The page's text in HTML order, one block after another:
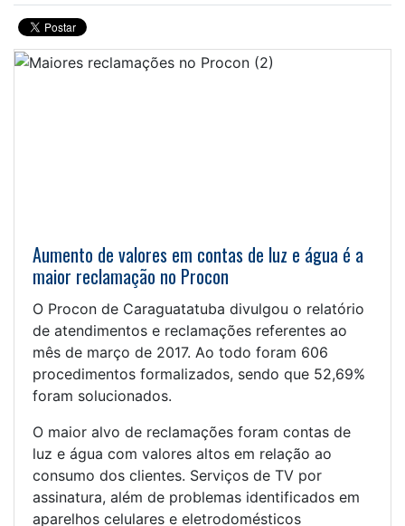
Aumento de valores em contas de luz e água é a
maior reclamação no Procon
O Procon de Caraguatatuba divulgou o relatório
de atendimentos e reclamações referentes ao
mês de março de 2017. Ao todo foram 606
procedimentos formalizados, sendo que 52,69%
foram solucionados.
O maior alvo de reclamações foram contas de
luz e água com valores altos em relação ao
consumo dos clientes. Serviços de TV por
assinatura, além de problemas identificados em
aparelhos celulares e eletrodomésticos